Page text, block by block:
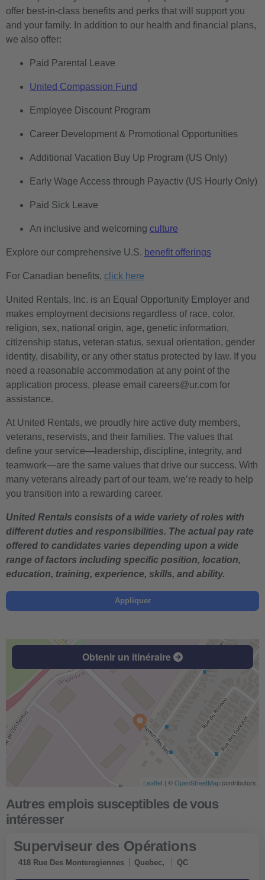
offer best-in-class benefits and perks that will support you
and your family. In addition to our health and financial plans,
we also offer:
Paid Parental Leave
United Compassion Fund
Employee Discount Program
Career Development & Promotional Opportunities
Additional Vacation Buy Up Program (US Only)
Early Wage Access through Payactiv (US Hourly Only)
Paid Sick Leave
An inclusive and welcoming culture
Explore our comprehensive U.S. benefit offerings
For Canadian benefits, click here
United Rentals, Inc. is an Equal Opportunity Employer and
makes employment decisions regardless of race, color,
religion, sex, national origin, age, genetic information,
citizenship status, veteran status, sexual orientation, gender
identity, disability, or any other status protected by law. If you
need a reasonable accommodation at any point of the
application process, please email careers@ur.com for
assistance.
At United Rentals, we proudly hire active duty members,
veterans, reservists, and their families. The values that
define your service—leadership, discipline, integrity, and
teamwork—are the same values that drive our success. With
many veterans already part of our team, we’re ready to help
you transition into a rewarding career.
United Rentals consists of a wide variety of roles with
different duties and responsibilities. The actual pay rate
offered to candidates varies depending upon a wide
range of factors including specific position, location,
education, training, experience, skills, and ability.
Appliquer
Obtenir un itinéraire
Leaflet | ©OpenStreetMapcontributors
Superviseur des Opérations
418 Rue Des Monteregiennes Quebec, QC